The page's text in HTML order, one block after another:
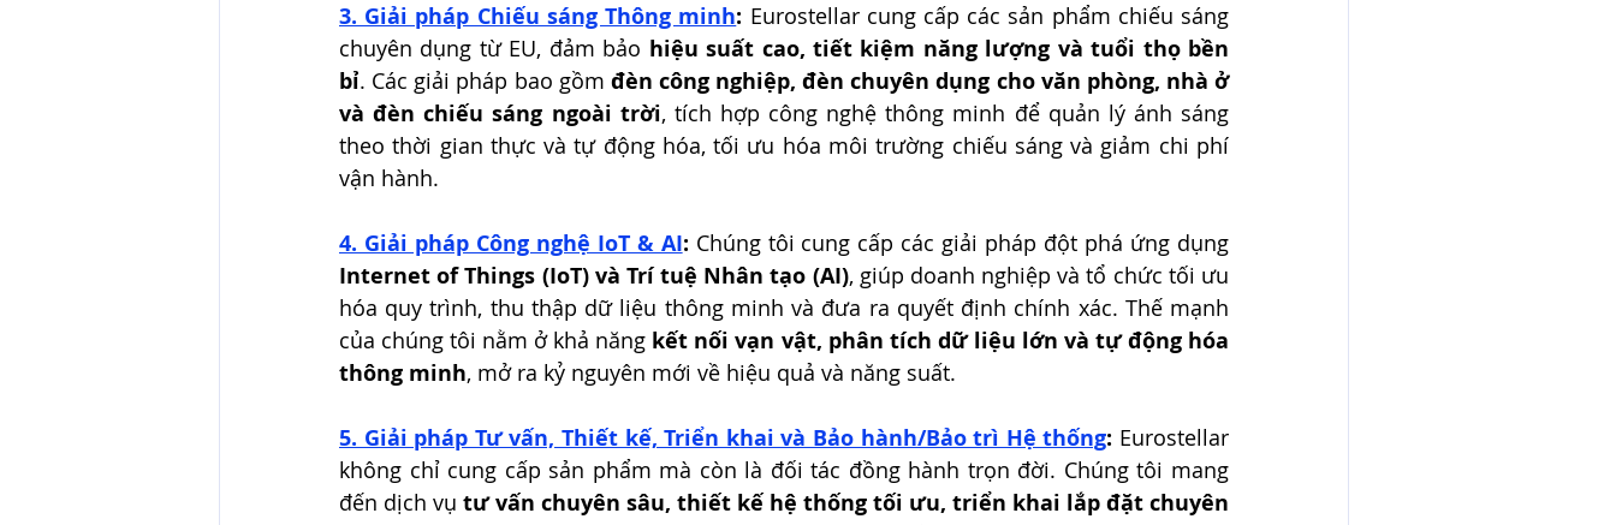
3. Giải pháp Chiếu sáng Thông minh: Eurostellar cung cấp các sản phẩm chiếu sáng
chuyên dụng từ EU, đảm bảo hiệu suất cao, tiết kiệm năng lượng và tuổi thọ bền
bỉ. Các giải pháp bao gồm đèn công nghiệp, đèn chuyên dụng cho văn phòng, nhà ở
và đèn chiếu sáng ngoài trời, tích hợp công nghệ thông minh để quản lý ánh sáng
theo thời gian thực và tự động hóa, tối ưu hóa môi trường chiếu sáng và giảm chi phí
vận hành.
4. Giải pháp Công nghệ IoT & AI:
Internet of Things (IoT) và Trí tuệ Nhân tạo (AI), giúp doanh nghiệp và tổ chức tối ưu
hóa quy trình, thu thập dữ liệu thông minh và đưa ra quyết định chính xác. Thế mạnh
của chúng tôi nằm ở khả năng kết nối vạn vật, phân tích dữ liệu lớn và tự động hóa
thông minh, mở ra kỷ nguyên mới về hiệu quả và năng suất.
5. Giải pháp Tư vấn, Thiết kế, Triển khai và Bảo hành/Bảo trì Hệ thống: Eurostellar
không chỉ cung cấp sản phẩm mà còn là đối tác đồng hành trọn đời. Chúng tôi mang
đến dịch vụ tư vấn chuyên sâu, thiết kế hệ thống tối ưu, triển khai lắp đặt chuyên